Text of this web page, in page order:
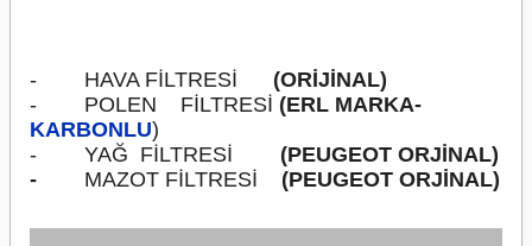
- HAVA FİLTRESİ (ORİJİNAL)
-
POLEN FİLTRESİ (ERL MARKA-
KARBONLU)
-
YAĞ FİLTRESİ
(PEUGEOT ORJİNAL)
-
MAZOT FİLTRESİ (PEUGEOT ORJİNAL)